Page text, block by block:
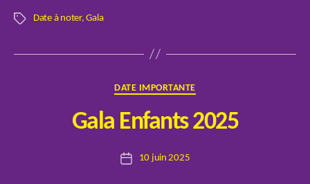
ÉtiquettesDate à noter,Gala
Catégories
DATE IMPORTANTE
Gala Enfants 2025
a
E
Date10 juin 2025